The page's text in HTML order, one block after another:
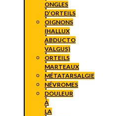
ONGLES
D’ORTEILS
OIGNONS
(HALLUX
ABDUCTO
VALGUS)
ORTEILS
MARTEAUX
MÉTATARSALGIE
NÉVROMES
DOULEUR
À
LA